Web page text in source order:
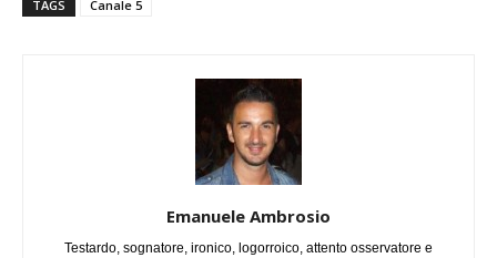
TAGS Canale 5
Emanuele Ambrosio
Testardo, sognatore, ironico, logorroico, attento osservatore e